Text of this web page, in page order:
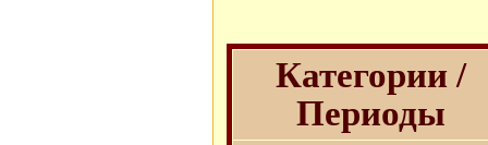
Категории /
Периоды